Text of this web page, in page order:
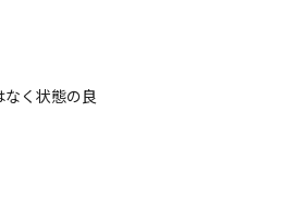
く状態の良